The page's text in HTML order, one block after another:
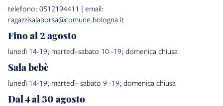
telefono: 0512194411 | email:
ragazzisalaborsa@comune.bologna.it
Fino al 2 agosto
lunedì 14-19; martedì-sabato 10 -19; domenica chiusa
Sala bebè
lunedì 14-19; martedì- sabato 9 -19; domenica chiusa
Dal 4 al 30 agosto